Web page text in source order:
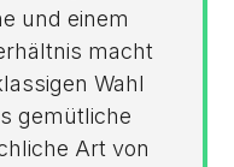
und einem
macht
Wahl
gemütliche
Art von